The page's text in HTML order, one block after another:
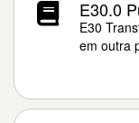
E30.0
E30
em outra